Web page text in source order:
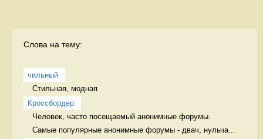
Слова на тему:
чильный
Стильная, модная
Кроссбордер
Человек, часто посещаемый анонимные форумы.
Самые популярные анонимные форумы - двач, нульча...